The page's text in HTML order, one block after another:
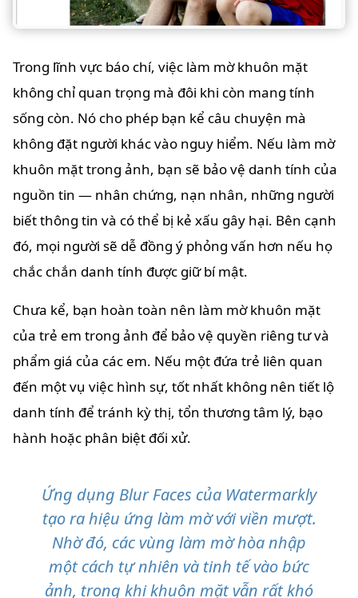
Trong lĩnh vực báo chí, việc làm mờ khuôn mặt
không chỉ quan trọng mà đôi khi còn mang tính
sống còn. Nó cho phép bạn kể câu chuyện mà
không đặt người khác vào nguy hiểm. Nếu làm mờ
khuôn mặt trong ảnh, bạn sẽ bảo vệ danh tính của
nguồn tin — nhân chứng, nạn nhân, những người
biết thông tin và có thể bị kẻ xấu gây hại. Bên cạnh
đó, mọi người sẽ dễ đồng ý phỏng vấn hơn nếu họ
chắc chắn danh tính được giữ bí mật.
Chưa kể, bạn hoàn toàn nên làm mờ khuôn mặt
của trẻ em trong ảnh để bảo vệ quyền riêng tư và
phẩm giá của các em. Nếu một đứa trẻ liên quan
đến một vụ việc hình sự, tốt nhất không nên tiết lộ
danh tính để tránh kỳ thị, tổn thương tâm lý, bạo
hành hoặc phân biệt đối xử.
Ứng dụng Blur Faces của Watermarkly
tạo ra hiệu ứng làm mờ với viền mượt.
Nhờ đó, các vùng làm mờ hòa nhập
một cách tự nhiên và tinh tế vào bức
ảnh, trong khi khuôn mặt vẫn rất khó